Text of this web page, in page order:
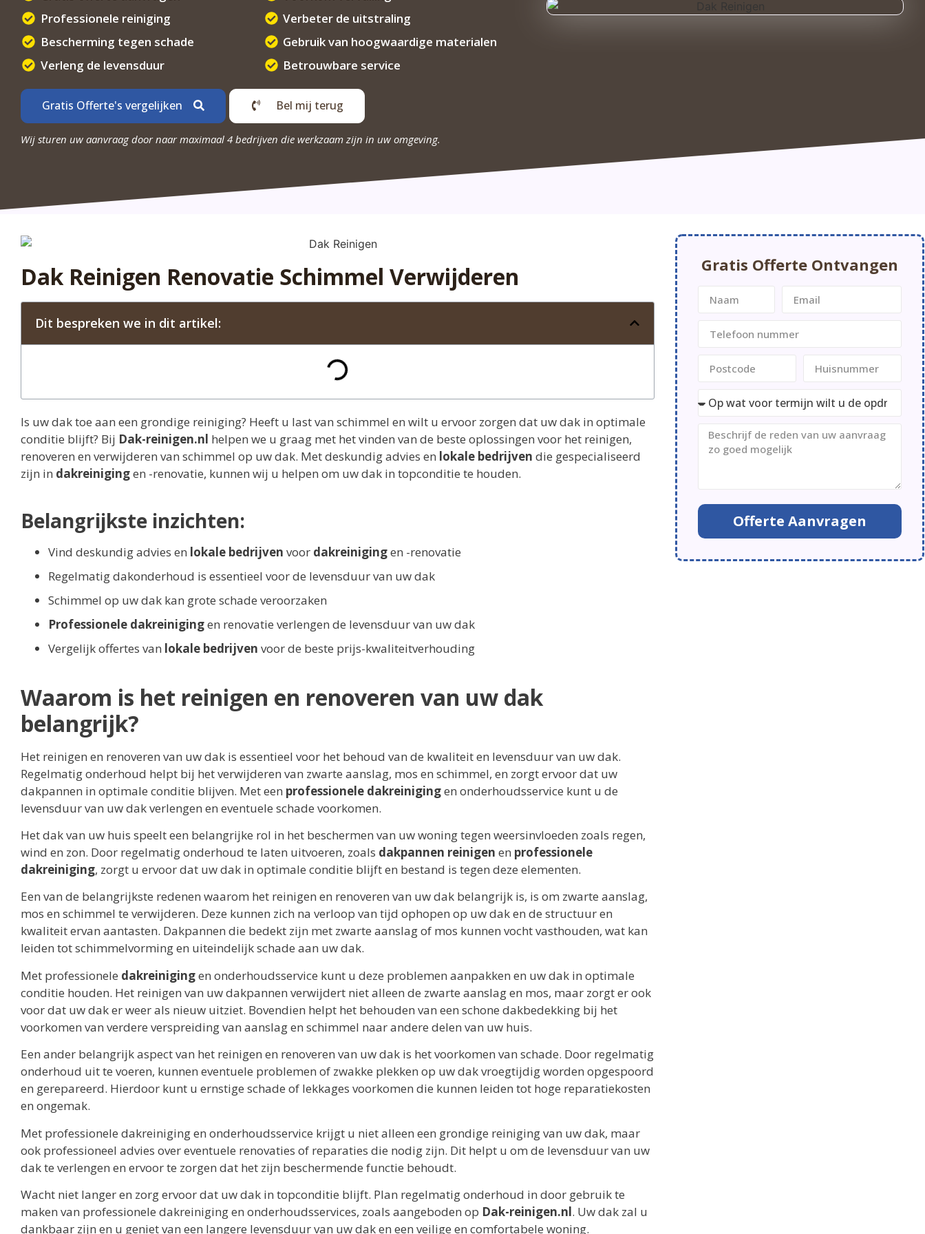
Professionele reiniging
Bescherming tegen schade
Verleng de levensduur
Verbeter de uitstraling
Gebruik van hoogwaardige materialen
Betrouwbare service
Gratis Offerte's vergelijken Bel mij terug
Wij sturen uw aanvraag door naar maximaal 4 bedrijven die werkzaam zijn in uw omgeving.
Dak Reinigen Renovatie Schimmel Verwijderen
Dit bespreken we in dit artikel:
Is uw dak toe aan een grondige reiniging? Heeft u last van schimmel en wilt u ervoor zorgen dat uw dak in optimale
conditie blijft? Bij Dak-reinigen.nl helpen we u graag met het vinden van de beste oplossingen voor het reinigen,
renoveren en verwijderen van schimmel op uw dak. Met deskundig advies en lokale bedrijven die gespecialiseerd
zijn in dakreinigingen -renovatie, kunnen wij u helpen om uw dak in topconditie te houden.
Belangrijkste inzichten:
Vind deskundig advies en lokale bedrijven voor dakreinigingen -renovatie
Regelmatig dakonderhoud is essentieel voor de levensduur van uw dak
Schimmel op uw dak kan grote schade veroorzaken
Professionele dakreinigingen renovatie verlengen de levensduur van uw dak
Vergelijk offertes van lokale bedrijven voor de beste prijs-kwaliteitverhouding
Waarom is het reinigen en renoveren van uw dak
belangrijk?
Het reinigen en renoveren van uw dak is essentieel voor het behoud van de kwaliteit en levensduur van uw dak.
Regelmatig onderhoud helpt bij het verwijderen van zwarte aanslag, mos en schimmel, en zorgt ervoor dat uw
dakpannen in optimale conditie blijven. Met een professionele dakreinigingen onderhoudsservice kunt u de
levensduur van uw dak verlengen en eventuele schade voorkomen.
Het dak van uw huis speelt een belangrijke rol in het beschermen van uw woning tegen weersinvloeden zoals regen,
wind en zon. Door regelmatig onderhoud te laten uitvoeren, zoals dakpannen reinigen en professionele
dakreiniging, zorgt u ervoor dat uw dak in optimale conditie blijft en bestand is tegen deze elementen.
Een van de belangrijkste redenen waarom het reinigen en renoveren van uw dak belangrijk is, is om zwarte aanslag,
mos en schimmel te verwijderen. Deze kunnen zich na verloop van tijd ophopen op uw dak en de structuur en
kwaliteit ervan aantasten. Dakpannen die bedekt zijn met zwarte aanslag of mos kunnen vocht vasthouden, wat kan
leiden tot schimmelvorming en uiteindelijk schade aan uw dak.
Met professionele dakreinigingen onderhoudsservice kunt u deze problemen aanpakken en uw dak in optimale
conditie houden. Het reinigen van uw dakpannen verwijdert niet alleen de zwarte aanslag en mos, maar zorgt er ook
voor dat uw dak er weer als nieuw uitziet. Bovendien helpt het behouden van een schone dakbedekking bij het
voorkomen van verdere verspreiding van aanslag en schimmel naar andere delen van uw huis.
Een ander belangrijk aspect van het reinigen en renoveren van uw dak is het voorkomen van schade. Door regelmatig
onderhoud uit te voeren, kunnen eventuele problemen of zwakke plekken op uw dak vroegtijdig worden opgespoord
en gerepareerd. Hierdoor kunt u ernstige schade of lekkages voorkomen die kunnen leiden tot hoge reparatiekosten
en ongemak.
Met professionele dakreiniging en onderhoudsservice krijgt u niet alleen een grondige reiniging van uw dak, maar
ook professioneel advies over eventuele renovaties of reparaties die nodig zijn. Dit helpt u om de levensduur van uw
dak te verlengen en ervoor te zorgen dat het zijn beschermende functie behoudt.
Wacht niet langer en zorg ervoor dat uw dak in topconditie blijft. Plan regelmatig onderhoud in door gebruik te
maken van professionele dakreiniging en onderhoudsservices, zoals aangeboden op Dak-reinigen.nl. Uw dak zal u
dankbaar zijn en u geniet van een langere levensduur van uw dak en een veilige en comfortabele woning.
Gratis Offerte Ontvangen
Offerte Aanvragen